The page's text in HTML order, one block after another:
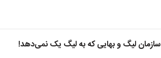
سازمان لیگ و بهایی که به لیگ یک نمی‌دهد!